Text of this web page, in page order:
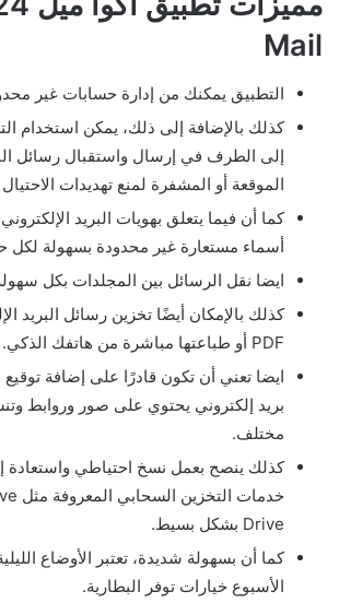
Mail
التطبيق يمكنك من إدارة حسابات غير
كذلك بالإضافة إلى ذلك، يمكن استخدام
إلى الطرف في إرسال واستقبال رسائل
الموقعة أو المشفرة لمنع تهديدات
كما أن فيما يتعلق بهويات البريد
أسماء مستعارة غير محدودة بسهولة
ايضا نقل الرسائل بين المجلدات بكل
كذلك بالإمكان أيضًا تخزين رسائل البريد
PDF أو طباعتها مباشرة من هاتفك الذكي.
ايضا تعني أن تكون قادرًا على إضافة
بريد إلكتروني يحتوي على صور وروابط
مختلف.
كذلك ينصح بعمل نسخ احتياطي واستعادة
Drive بشكل بسيط.
كما أن بسهولة شديدة، تعتبر الأوضاع
الأسبوع خيارات توفر البطارية.